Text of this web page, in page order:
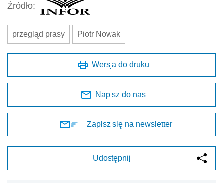
Źródło:
przegląd prasy Piotr Nowak
Wersja do druku
Napisz do nas
Zapisz się na newsletter
Udostępnij